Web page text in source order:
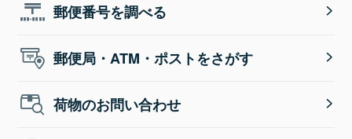
郵便番号を調べる
郵便局・ATM・ポストをさがす
荷物のお問い合わせ